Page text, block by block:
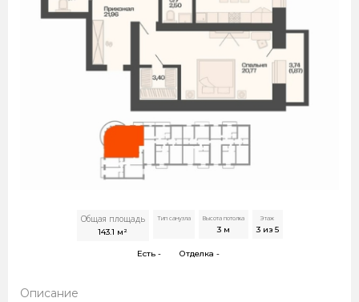
Общая площадь
143.1 м²
Тип санузла Высота потолка
3м
Этаж
3 из 5
Есть - Отделка -
Описание